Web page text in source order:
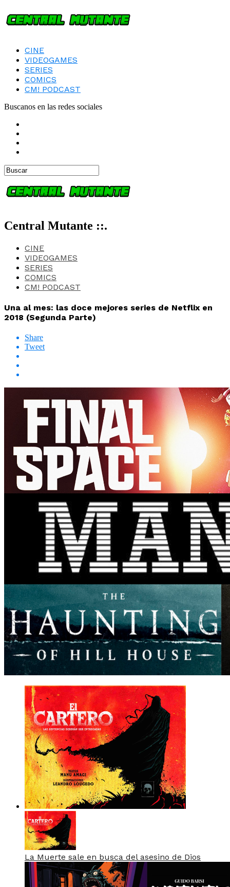
CINE
VIDEOGAMES
SERIES
COMICS
CM! PODCAST
Buscanos en las redes sociales
Central Mutante ::.
CINE
VIDEOGAMES
SERIES
COMICS
CM! PODCAST
Una al mes: las doce mejores series de Netflix en
2018 (Segunda Parte)
Share
Tweet
La Muerte sale en busca del asesino de Dios